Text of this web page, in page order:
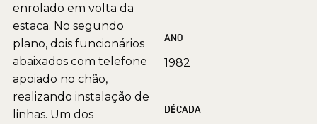
enrolado em volta da
estaca. No segundo
plano, dois funcionários
abaixados com telefone
apoiado no chão,
realizando instalação de
linhas. Um dos
ANO
1982
DÉCADA